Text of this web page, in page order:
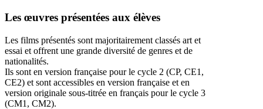
Les œuvres présentées aux élèves
Les films présentés sont majoritairement classés art et
essai et offrent une grande diversité de genres et de
nationalités.
Ils sont en version française pour le cycle 2 (CP, CE1,
CE2) et sont accessibles en version française et en
version originale sous-titrée en français pour le cycle 3
(CM1, CM2).